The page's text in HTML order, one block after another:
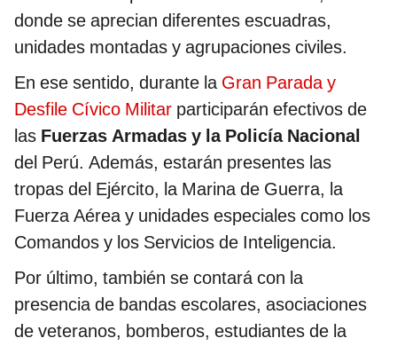
donde se aprecian diferentes escuadras,
unidades montadas y agrupaciones civiles.
En ese sentido, durante la Gran Parada y
Desfile Cívico Militar participarán efectivos de
las Fuerzas Armadas y la Policía Nacional
del Perú. Además, estarán presentes las
tropas del Ejército, la Marina de Guerra, la
Fuerza Aérea y unidades especiales como los
Comandos y los Servicios de Inteligencia.
Por último, también se contará con la
presencia de bandas escolares, asociaciones
de veteranos, bomberos, estudiantes de la